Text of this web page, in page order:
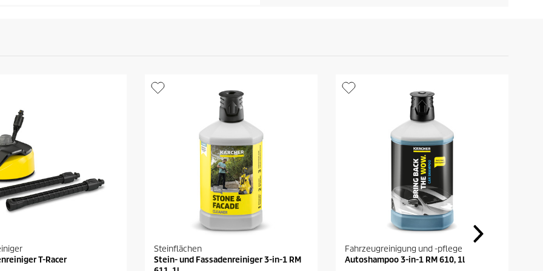
T-Racer
Steinflächen
Stein- und Fassadenreiniger 3-in-1 RM
Fahrzeugreinigung und -pflege
Autoshampoo 3-in-1 RM 610, 1l